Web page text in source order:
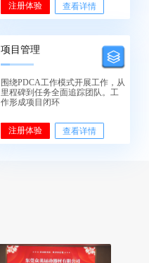
注册体验 查看详情
项目管理
围绕PDCA工作模式开展工作，从
里程碑到任务全面追踪团队。工
作形成项目闭环
注册体验 查看详情